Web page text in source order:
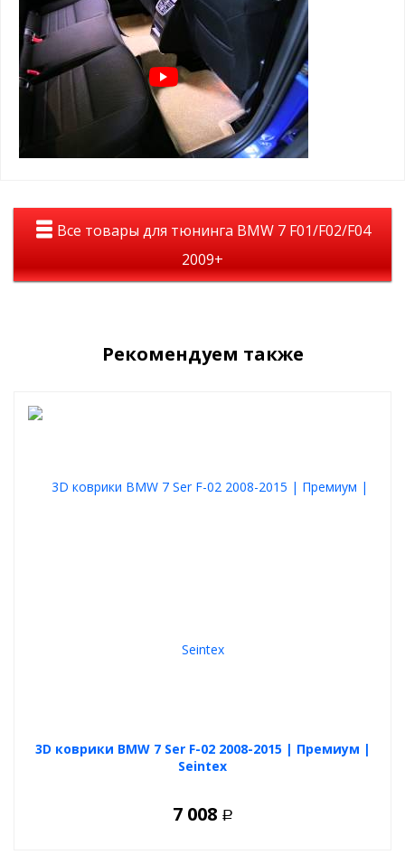
+ подпятник из термопластика
Все товары для тюнинга BMW 7 F01/F02/F04
2009+
Рекомендуем также
3D коврики BMW 7 Ser F-02 2008-2015 | Премиум |
Seintex
7 008 Р